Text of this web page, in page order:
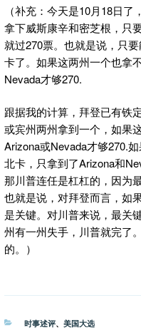
（补充：今天是10月18日
拿下威斯康辛和密芝根，只
就过270票。也就是说，只
卡了。如果这两州一个也拿
Nevada才够270.
跟据我的计算，拜登已有铁
或宾州两州拿到一个，如果
Arizona或Nevada才够270.
北卡，只拿到了Arizona和
那川普连任是杠杠的，因为
也就是说，对拜登而言，如
是关键。对川普来说，最关
州有一州失手，川普就完了
的。）
分
时事述评、 美国大选